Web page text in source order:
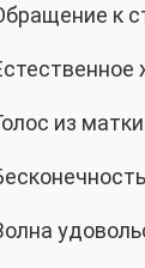
к
из